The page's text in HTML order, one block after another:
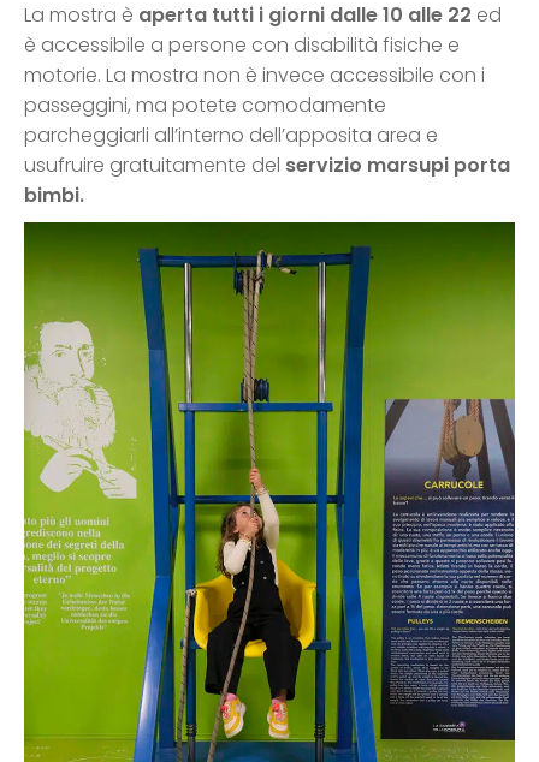
La mostra è aperta tutti i giorni dalle 10 alle 22 ed
è accessibile a persone con disabilità fisiche e
motorie. La mostra non è invece accessibile con i
passeggini, ma potete comodamente
parcheggiarli all’interno dell’apposita area e
usufruire gratuitamente del servizio marsupi porta
bimbi.